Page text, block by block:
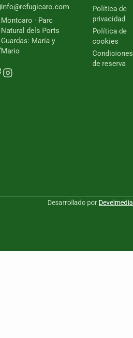
info@refugicaro.com
Montcaro · Parc
Natural dels Ports
Guardas: María y
Mario
Política de
privacidad
Política de
cookies
Condiciones
de reserva
Desarrollado por Develmedia